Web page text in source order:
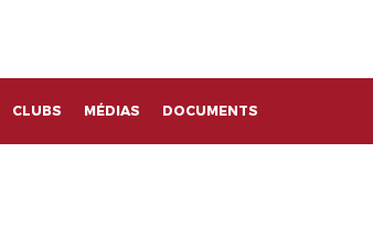
CLUBS MÉDIAS DOCUMENTS